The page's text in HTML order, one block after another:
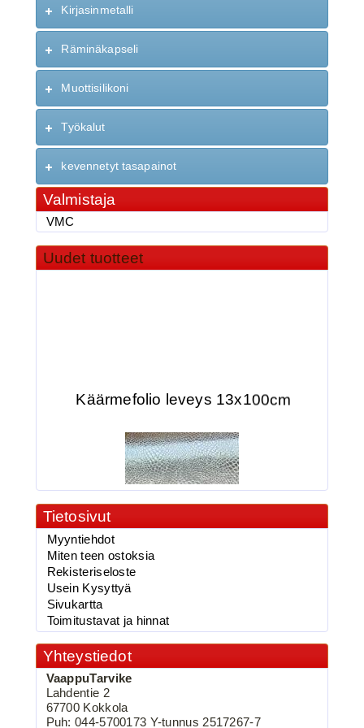
Kirjasinmetalli
Räminäkapseli
Muottisilikoni
Työkalut
kevennetyt tasapainot
Valmistaja
VMC
Uudet tuotteet
Käärmefolio leveys 13x100cm
vaappufolio,Käärme...
BKK 6062-1X Black Nickel
Kolmihaarakoukku N.2
Tietosivut
Myyntiehdot
Miten teen ostoksia
Rekisteriseloste
Usein Kysyttyä
Sivukartta
Toimitustavat ja hinnat
Yhteystiedot
VaappuTarvike
Lahdentie 2
67700 Kokkola
Puh: 044-5700173 Y-tunnus 2517267-7